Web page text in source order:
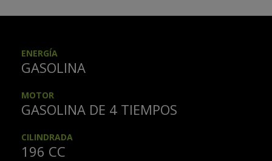
ENERGÍA
GASOLINA
MOTOR
GASOLINA DE 4 TIEMPOS
CILINDRADA
196 CC